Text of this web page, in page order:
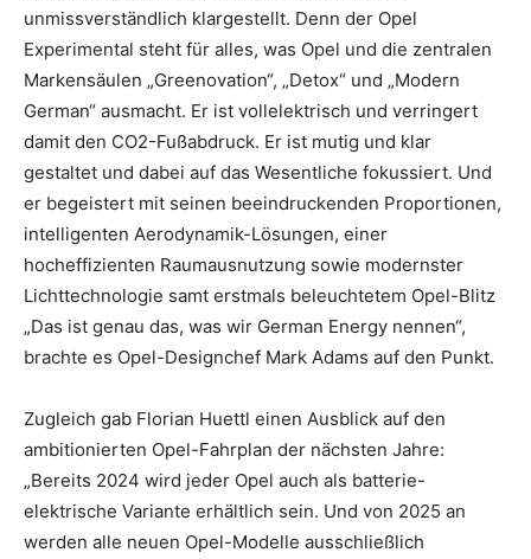
unmissverständlich klargestellt. Denn der Opel
Experimental steht für alles, was Opel und die zentralen
Markensäulen „Greenovation“, „Detox“ und „Modern
German“ ausmacht. Er ist vollelektrisch und verringert
damit den CO2-Fußabdruck. Er ist mutig und klar
gestaltet und dabei auf das Wesentliche fokussiert. Und
er begeistert mit seinen beeindruckenden Proportionen,
intelligenten Aerodynamik-Lösungen, einer
hocheffizienten Raumausnutzung sowie modernster
Lichttechnologie samt erstmals beleuchtetem Opel-Blitz
„Das ist genau das, was wir German Energy nennen“,
brachte es Opel-Designchef Mark Adams auf den Punkt.
Zugleich gab Florian Huettl einen Ausblick auf den
ambitionierten Opel-Fahrplan der nächsten Jahre:
„Bereits 2024 wird jeder Opel auch als batterie-
elektrische Variante erhältlich sein. Und von 2025 an
werden alle neuen Opel-Modelle ausschließlich